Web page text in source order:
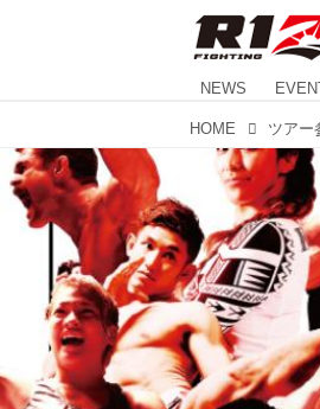
NEWS EVENT
HOME